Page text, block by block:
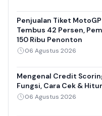
Penjualan Tiket
Tembus 42 Persen,
150 Ribu Penonton
06 Agustus 2026
Mengenal Credit
Fungsi, Cara Cek &
06 Agustus 2026